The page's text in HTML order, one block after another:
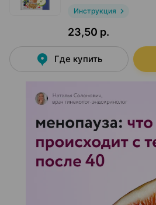
Инструкция
23,50 р.
Где купить